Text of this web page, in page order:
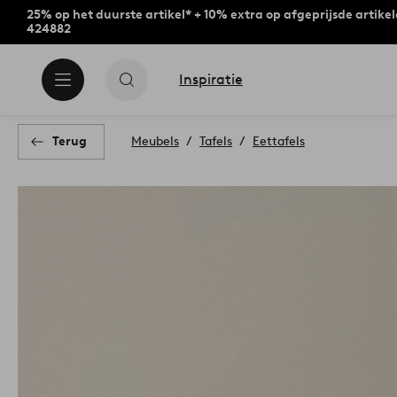
25% op het duurste artikel* + 10% extra op afgeprijsde
424882
Inspiratie
Terug Meubels Tafels Eettafels